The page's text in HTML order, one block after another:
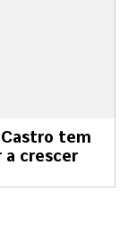
tem
a crescer